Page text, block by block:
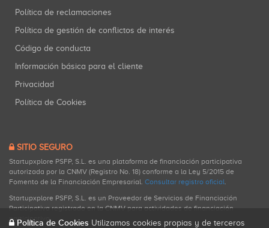
Política de reclamaciones
Política de gestión de conflictos de interés
Código de conducta
Información básica para el cliente
Privacidad
Política de Cookies
SITIO SEGURO
Startupxplore PSFP, S.L. es una plataforma de financiación participativa
autorizada por la CNMV (Registro No. 18) conforme a la Ley 5/2015 de
Fomento de la Financiación Empresarial. Consultar registro oficial.
Startupxplore PSFP, S.L. es un Proveedor de Servicios de Financiación
Participativa registrado en la CNMV para actividades de financiación
participativa.
Política de Cookies Utilizamos cookies propias y de terceros